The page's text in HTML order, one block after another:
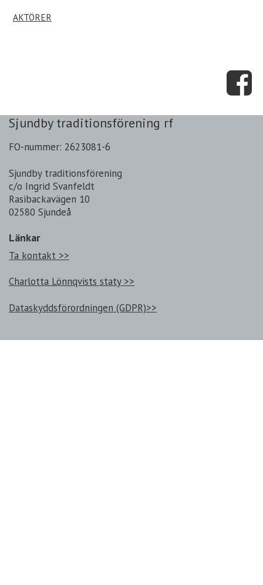
AKTÖRER
Sjundby traditionsförening rf
FO-nummer: 2623081-6
Sjundby traditionsförening
c/o Ingrid Svanfeldt
Rasibackavägen 10
02580 Sjundeå
Länkar
Ta kontakt >>
Charlotta Lönnqvists staty >>
Dataskyddsförordningen (GDPR)>>